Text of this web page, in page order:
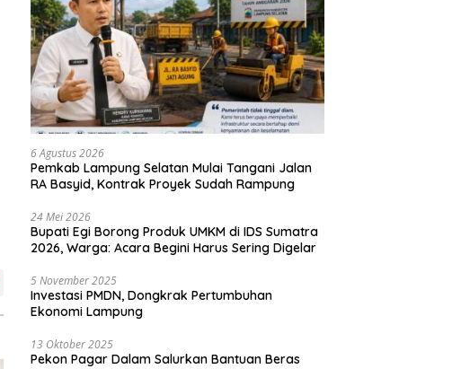
6 Agustus 2026
Pemkab Lampung Selatan Mulai Tangani Jalan
RA Basyid, Kontrak Proyek Sudah Rampung
24 Mei 2026
Bupati Egi Borong Produk UMKM di IDS Sumatra
2026, Warga: Acara Begini Harus Sering Digelar
5 November 2025
Investasi PMDN, Dongkrak Pertumbuhan
Ekonomi Lampung
13 Oktober 2025
Pekon Pagar Dalam Salurkan Bantuan Beras